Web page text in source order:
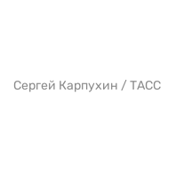
Сергей Карпухин / ТАСС